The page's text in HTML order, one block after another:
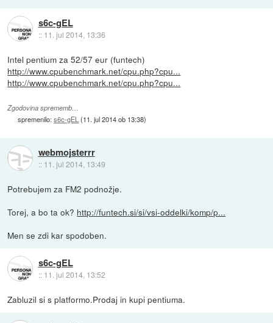
s6c-gEL
:: 11. jul 2014, 13:36
Intel pentium za 52/57 eur (funtech)
http://www.cpubenchmark.net/cpu.php?cpu...
http://www.cpubenchmark.net/cpu.php?cpu...
Zgodovina sprememb…
spremenilo:s6c-gEL (11. jul 2014 ob 13:38)
webmojsterrr
:: 11. jul 2014, 13:49
Potrebujem za FM2 podnožje.
Torej, a bo ta ok? http://funtech.si/si/vsi-oddelki/komp/p...
Men se zdi kar spodoben.
s6c-gEL
:: 11. jul 2014, 13:52
Zabluzil si s platformo.Prodaj in kupi pentiuma.